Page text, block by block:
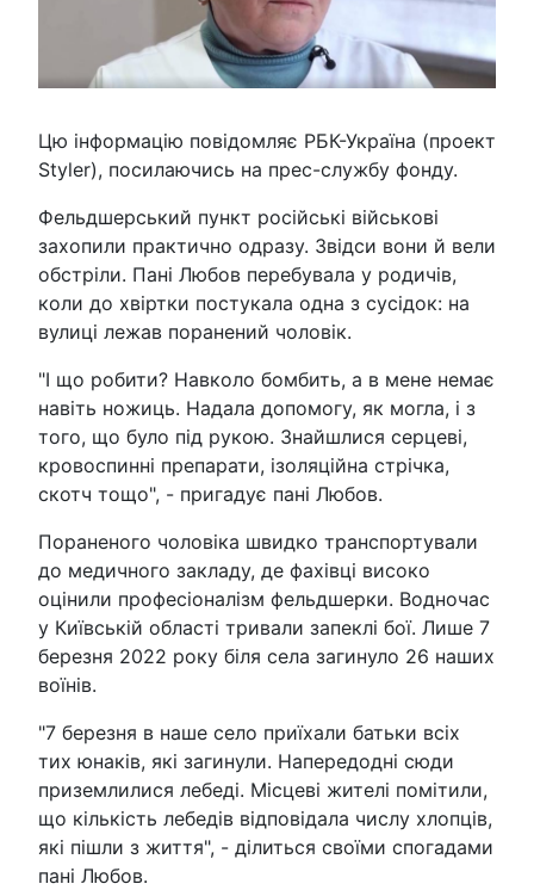
Цю інформацію повідомляє РБК-Україна (проект
Styler), посилаючись на прес-службу фонду.
Фельдшерський пункт російські військові
захопили практично одразу. Звідси вони й вели
обстріли. Пані Любов перебувала у родичів,
коли до хвіртки постукала одна з сусідок: на
вулиці лежав поранений чоловік.
"І що робити? Навколо бомбить, а в мене немає
навіть ножиць. Надала допомогу, як могла, і з
того, що було під рукою. Знайшлися серцеві,
кровоспинні препарати, ізоляційна стрічка,
скотч тощо", - пригадує пані Любов.
Пораненого чоловіка швидко транспортували
до медичного закладу, де фахівці високо
оцінили професіоналізм фельдшерки. Водночас
у Київській області тривали запеклі бої. Лише 7
березня 2022 року біля села загинуло 26 наших
воїнів.
"7 березня в наше село приїхали батьки всіх
тих юнаків, які загинули. Напередодні сюди
приземлилися лебеді. Місцеві жителі помітили,
що кількість лебедів відповідала числу хлопців,
які пішли з життя", - ділиться своїми спогадами
пані Любов.